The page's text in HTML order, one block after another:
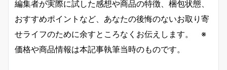
編集者が実際に試した感想や商品の特徴、梱包状態、
おすすめポイントなど、あなたの後悔のないお取り寄
せライフのために余すところなくお伝えします。 ※
価格や商品情報は本記事執筆当時のものです。